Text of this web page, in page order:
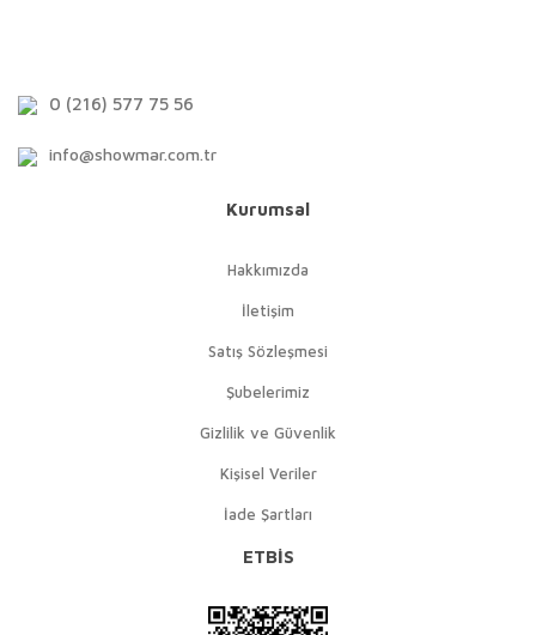
0 (216) 577 75 56
info@showmar.com.tr
Kurumsal
Hakkımızda
İletişim
Satış Sözleşmesi
Şubelerimiz
Gizlilik ve Güvenlik
Kişisel Veriler
İade Şartları
ETBİS